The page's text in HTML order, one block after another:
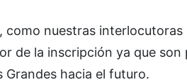
como nuestras
de la inscripción ya que
Grandes hacia el futuro.